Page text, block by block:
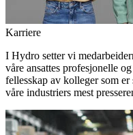
Karriere
I Hydro setter vi
våre ansattes profesjonelle
fellesskap av kolleger som
våre industriers mest